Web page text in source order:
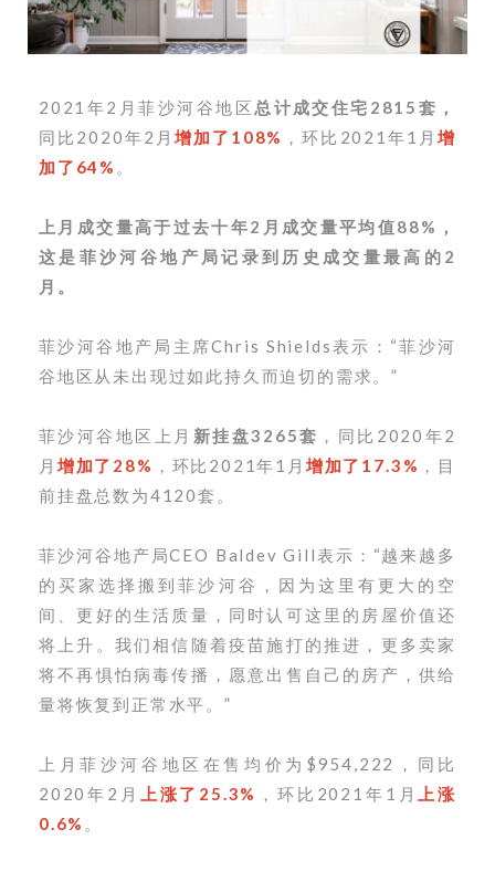
2021年2月菲沙河谷地区 总计成交住宅2815套，
同比2020年2月增加了108% ，环比2021年1月增
加了64% 。
上月成交量高于过去十年2月成交量平均值88%，
这是菲沙河谷地产局记录到历史成交量最高的2
月。
菲沙河谷地产局主席Chris Shields表示：“菲沙河
谷地区从未出现过如此持久而迫切的需求。”
菲沙河谷地区上月 新挂盘3265套 ，同比2020年2
月增加了28% ，环比2021年1月增加了17.3% ， 目
前挂盘总数为4120套。
菲沙河谷地产局CEO Baldev Gill表示：“越来越多
的买家选择搬到菲沙河谷，因为这里有更大的空
间、更好的生活质量，同时认可这里的房屋价值还
将上升。我们相信随着疫苗施打的推进，更多卖家
将不再惧怕病毒传播，愿意出售自己的房产，供给
量将恢复到正常水平。”
上月菲沙河谷地区在售均价为$954,222，同比
2020年2月
上涨了25.3% ，环比2021年1月
上涨
0.6% 。